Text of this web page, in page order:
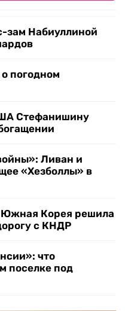
зам Набиуллиной
погодном
Стефанишину
Ливан и
«Хезболлы» в
Корея решила
с КНДР
что
поселке под